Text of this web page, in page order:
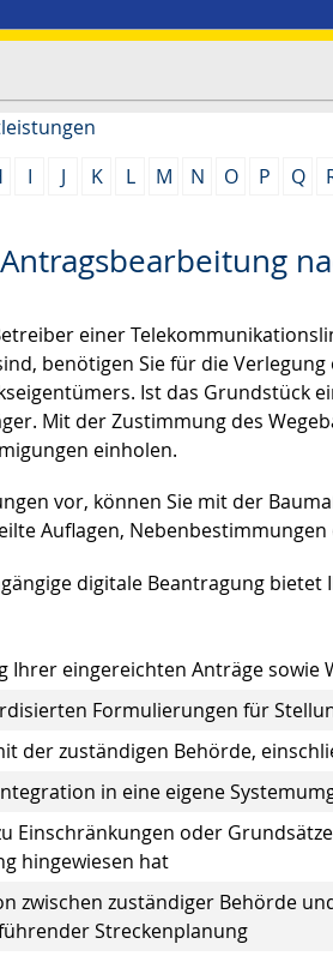
I J K L M N O P Q
einer
benötigen Sie für die
Ist das Grundstück
Mit der Zustimmung des
einholen.
vor, können Sie mit der
Auflagen,
digitale Beantragung
Ihrer eingereichten Anträge sowie
Formulierungen für
der zuständigen Behörde,
in eine eigene
Einschränkungen oder
hingewiesen hat
zwischen zuständiger Behörde
Streckenplanung